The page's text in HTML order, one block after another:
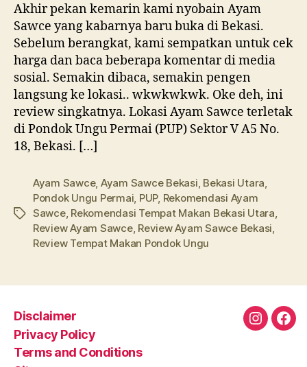
Akhir pekan kemarin kami nyobain Ayam
Sawce yang kabarnya baru buka di Bekasi.
Sebelum berangkat, kami sempatkan untuk cek
harga dan baca beberapa komentar di media
sosial. Semakin dibaca, semakin pengen
langsung ke lokasi.. wkwkwkwk. Oke deh, ini
review singkatnya. Lokasi Ayam Sawce terletak
di Pondok Ungu Permai (PUP) Sektor V A5 No.
18, Bekasi. […]
Tags
Ayam Sawce, Ayam Sawce Bekasi, Bekasi Utara,
Pondok Ungu Permai, PUP, Rekomendasi Ayam
Sawce, Rekomendasi Tempat Makan Bekasi Utara,
Review Ayam Sawce, Review Ayam Sawce Bekasi,
Review Tempat Makan Pondok Ungu
Disclaimer
Privacy Policy
Terms and Conditions